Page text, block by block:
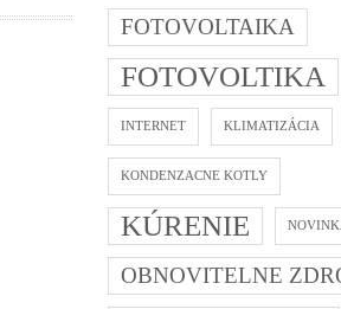
FOTOVOLTAIKA
FOTOVOLTIKA
INTERNET KLIMATIZÁCIA
KONDENZACNE KOTLY
KÚRENIE
OBNOVITELNE